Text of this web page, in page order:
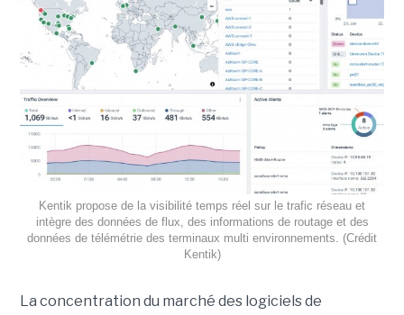
Kentik propose de la visibilité temps réel sur le trafic réseau et
intègre des données de flux, des informations de routage et des
données de télémétrie des terminaux multi environnements. (Crédit
Kentik)
La concentration du marché des logiciels de